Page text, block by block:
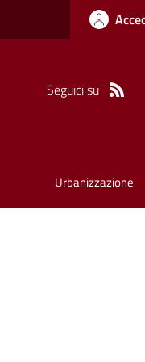
Seguici su
Urbanizzazione